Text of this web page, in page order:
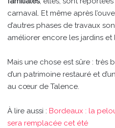
carnaval. Et même après
d’autres phases de travaux
améliorer encore les jardins et
Mais une chose est sûre : très
d’un patrimoine restauré et d’un
au cœur de Talence.
À lire aussi : Bordeaux : la
sera remplacée cet été